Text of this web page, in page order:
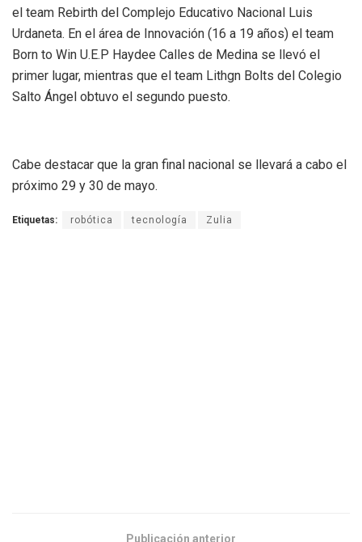
el team Rebirth del Complejo Educativo Nacional Luis
Urdaneta. En el área de Innovación (16 a 19 años) el team
Born to Win U.E.P Haydee Calles de Medina se llevó el
primer lugar, mientras que el team Lithgn Bolts del Colegio
Salto Ángel obtuvo el segundo puesto.
Cabe destacar que la gran final nacional se llevará a cabo el
próximo 29 y 30 de mayo.
Etiquetas: robótica tecnología Zulia
Publicación anterior